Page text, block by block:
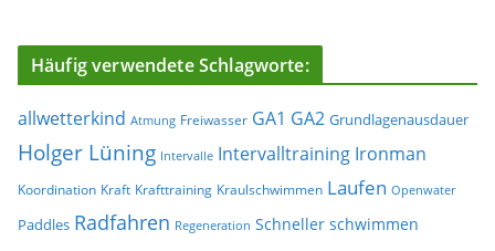
Häufig verwendete Schlagworte:
allwetterkind Atmung Freiwasser GA1 GA2 Grundlagenausdauer
Holger Lüning Intervalle Intervalltraining Ironman
Koordination Kraft Krafttraining Kraulschwimmen Laufen Openwater
Paddles Radfahren Regeneration Schneller schwimmen